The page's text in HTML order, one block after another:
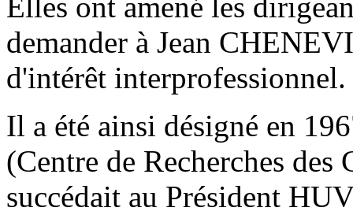
Elles ont amené les
demander à Jean
d'intérêt interprofessionnel.
Il a été ainsi désigné en
(Centre de Recherches
succédait au Président